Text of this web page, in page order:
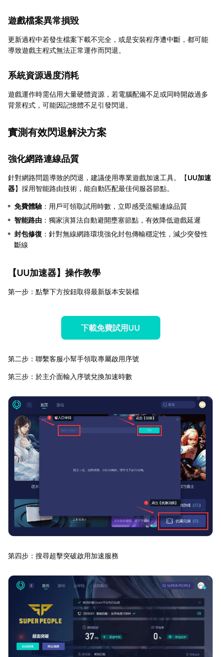
遊戲檔案異常損毀
更新過程中若發生檔案下載不完全，或是安裝程序遭中斷，都可能
導致遊戲主程式無法正常運作而閃退。
系統資源過度消耗
遊戲運作時需佔用大量硬體資源，若電腦配備不足或同時開啟過多
背景程式，可能因記憶體不足引發閃退。
實測有效閃退解決方案
強化網路連線品質
針對網路問題導致的閃退，建議使用專業遊戲加速工具。【UU加速
器】採用智能路由技術，能自動匹配最佳伺服器節點。
免費體驗 ：用戶可領取試用時數，立即感受流暢連線品質
智能路由 ：獨家演算法自動避開壅塞節點，有效降低遊戲延遲
封包修復 ：針對無線網路環境強化封包傳輸穩定性，減少突發性
斷線
【UU加速器】操作教學
第一步：點擊下方按鈕取得最新版本安裝檔
下載免費試用UU
第二步：聯繫客服小幫手領取專屬啟用序號
第三步：於主介面輸入序號兌換加速時數
第四步：搜尋超擊突破啟用加速服務